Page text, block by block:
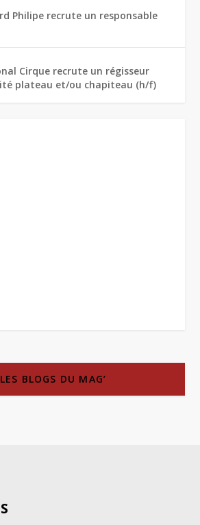
Philipe recrute un responsable
Cirque recrute un régisseur
plateau et/ou chapiteau (h/f)
LES BLOGS DU MAG’